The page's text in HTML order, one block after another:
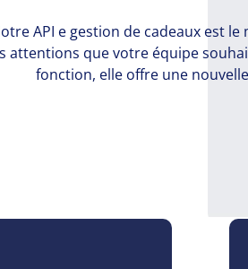
API e gestion de cadeaux est
attentions que votre équipe
fonction, elle offre une